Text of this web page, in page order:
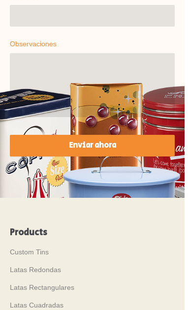
Observaciones
Enviar ahora
Products
Custom Tins
Latas Redondas
Latas Rectangulares
Latas Cuadradas